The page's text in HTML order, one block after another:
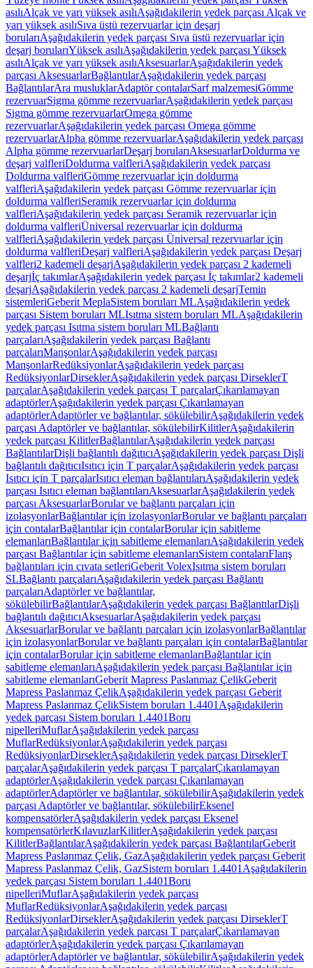
asılıAlçak ve yarı yüksek asılıAşağıdakilerin yedek parçası Alçak ve
yarı yüksek asılıSıva üstü rezervuarlar için deşarj
borularıAşağıdakilerin yedek parçası Sıva üstü rezervuarlar için
deşarj borularıYüksek asılıAşağıdakilerin yedek parçası Yüksek
asılıAlçak ve yarı yüksek asılıAksesuarlarAşağıdakilerin yedek
parçası AksesuarlarBağlantılarAşağıdakilerin yedek parçası
BağlantılarAra musluklarAdaptör contalarSarf malzemesiGömme
rezervuarSigma gömme rezervuarlarAşağıdakilerin yedek parçası
Sigma gömme rezervuarlarOmega gömme
rezervuarlarAşağıdakilerin yedek parçası Omega gömme
rezervuarlarAlpha gömme rezervuarlarAşağıdakilerin yedek parçası
Alpha gömme rezervuarlarDeşarj borularıAksesuarlarDoldurma ve
deşarj valfleriDoldurma valfleriAşağıdakilerin yedek parçası
Doldurma valfleriGömme rezervuarlar için doldurma
valfleriAşağıdakilerin yedek parçası Gömme rezervuarlar için
doldurma valfleriSeramik rezervuarlar için doldurma
valfleriAşağıdakilerin yedek parçası Seramik rezervuarlar için
doldurma valfleriÜniversal rezervuarlar için doldurma
valfleriAşağıdakilerin yedek parçası Üniversal rezervuarlar için
doldurma valfleriDeşarj valfleriAşağıdakilerin yedek parçası Deşarj
valfleri2 kademeli deşarjAşağıdakilerin yedek parçası 2 kademeli
deşarjİç takımlarAşağıdakilerin yedek parçası İç takımlar2 kademeli
deşarjAşağıdakilerin yedek parçası 2 kademeli deşarjTemin
sistemleriGeberit MeplaSistem boruları MLAşağıdakilerin yedek
parçası Sistem boruları MLIsıtma sistem boruları MLAşağıdakilerin
yedek parçası Isıtma sistem boruları MLBağlantı
parçalarıAşağıdakilerin yedek parçası Bağlantı
parçalarıManşonlarAşağıdakilerin yedek parçası
ManşonlarRedüksiyonlarAşağıdakilerin yedek parçası
RedüksiyonlarDirseklerAşağıdakilerin yedek parçası DirseklerT
parçalarAşağıdakilerin yedek parçası T parçalarÇıkarılamayan
adaptörlerAşağıdakilerin yedek parçası Çıkarılamayan
adaptörlerAdaptörler ve bağlantılar, sökülebilirAşağıdakilerin yedek
parçası Adaptörler ve bağlantılar, sökülebilirKilitlerAşağıdakilerin
yedek parçası KilitlerBağlantılarAşağıdakilerin yedek parçası
BağlantılarDişli bağlantılı dağıtıcıAşağıdakilerin yedek parçası Dişli
bağlantılı dağıtıcıIsıtıcı için T parçalarAşağıdakilerin yedek parçası
Isıtıcı için T parçalarIsıtıcı eleman bağlantılarıAşağıdakilerin yedek
parçası Isıtıcı eleman bağlantılarıAksesuarlarAşağıdakilerin yedek
parçası AksesuarlarBorular ve bağlantı parçaları için
izolasyonlarBağlantılar için izolasyonlarBorular ve bağlantı parçaları
için contalarBağlantılar için contalarBorular için sabitleme
elemanlarıBağlantılar için sabitleme elemanlarıAşağıdakilerin yedek
parçası Bağlantılar için sabitleme elemanlarıSistem contalarıFlanş
bağlantıları için cıvata setleriGeberit VolexIsıtma sistem boruları
SLBağlantı parçalarıAşağıdakilerin yedek parçası Bağlantı
parçalarıAdaptörler ve bağlantılar,
sökülebilirBağlantılarAşağıdakilerin yedek parçası BağlantılarDişli
bağlantılı dağıtıcıAksesuarlarAşağıdakilerin yedek parçası
AksesuarlarBorular ve bağlantı parçaları için izolasyonlarBağlantılar
için izolasyonlarBorular ve bağlantı parçaları için contalarBağlantılar
için contalarBorular için sabitleme elemanlarıBağlantılar için
sabitleme elemanlarıAşağıdakilerin yedek parçası Bağlantılar için
sabitleme elemanlarıGeberit Mapress Paslanmaz ÇelikGeberit
Mapress Paslanmaz ÇelikAşağıdakilerin yedek parçası Geberit
Mapress Paslanmaz ÇelikSistem boruları 1.4401 Aşağıdakilerin
yedek parçası Sistem boruları 1.4401Boru
nipelleriMuflarAşağıdakilerin yedek parçası
MuflarRedüksiyonlarAşağıdakilerin yedek parçası
RedüksiyonlarDirseklerAşağıdakilerin yedek parçası DirseklerT
parçalarAşağıdakilerin yedek parçası T parçalarÇıkarılamayan
adaptörlerAşağıdakilerin yedek parçası Çıkarılamayan
adaptörlerAdaptörler ve bağlantılar, sökülebilirAşağıdakilerin yedek
parçası Adaptörler ve bağlantılar, sökülebilirEksenel
kompensatörlerAşağıdakilerin yedek parçası Eksenel
kompensatörlerKılavuzlarKilitlerAşağıdakilerin yedek parçası
KilitlerBağlantılarAşağıdakilerin yedek parçası BağlantılarGeberit
Mapress Paslanmaz Çelik, GazAşağıdakilerin yedek parçası Geberit
Mapress Paslanmaz Çelik, GazSistem boruları 1.4401 Aşağıdakilerin
yedek parçası Sistem boruları 1.4401Boru
nipelleriMuflarAşağıdakilerin yedek parçası
MuflarRedüksiyonlarAşağıdakilerin yedek parçası
RedüksiyonlarDirseklerAşağıdakilerin yedek parçası DirseklerT
parçalarAşağıdakilerin yedek parçası T parçalarÇıkarılamayan
adaptörlerAşağıdakilerin yedek parçası Çıkarılamayan
adaptörlerAdaptörler ve bağlantılar, sökülebilirAşağıdakilerin yedek